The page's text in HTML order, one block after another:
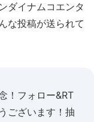
ダイナムコエンタ
な投稿が送られて
！フォロー&RT
ございます！抽